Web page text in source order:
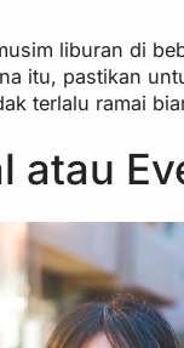
liburan di
itu, pastikan
terlalu ramai
atau